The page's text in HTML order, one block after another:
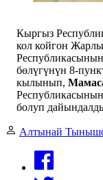
Кыргыз
кол койгон
бөлүгүнүн 8-
кылынып,
болуп
Алтынай